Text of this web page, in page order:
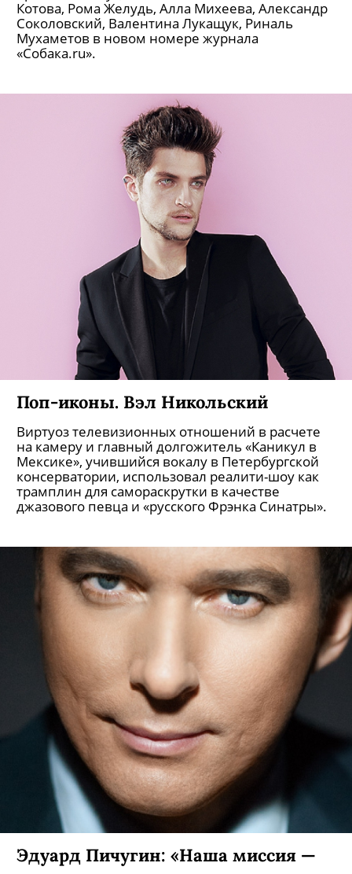
Поп-иконы нового сезона
Кристина Асмус, Вэл Никольский, Татьяна
Котова, Рома Желудь, Алла Михеева, Александр
Соколовский, Валентина Лукащук, Риналь
Мухаметов в новом номере журнала
Поп-иконы. Вэл Никольский
Виртуоз телевизионных отношений в расчете
на камеру и главный долгожитель «Каникул в
Мексике», учившийся вокалу в Петербургской
консерватории, использовал реалити-шоу как
трамплин для самораскрутки в качестве
джазового певца и «русского Фрэнка Синатры».